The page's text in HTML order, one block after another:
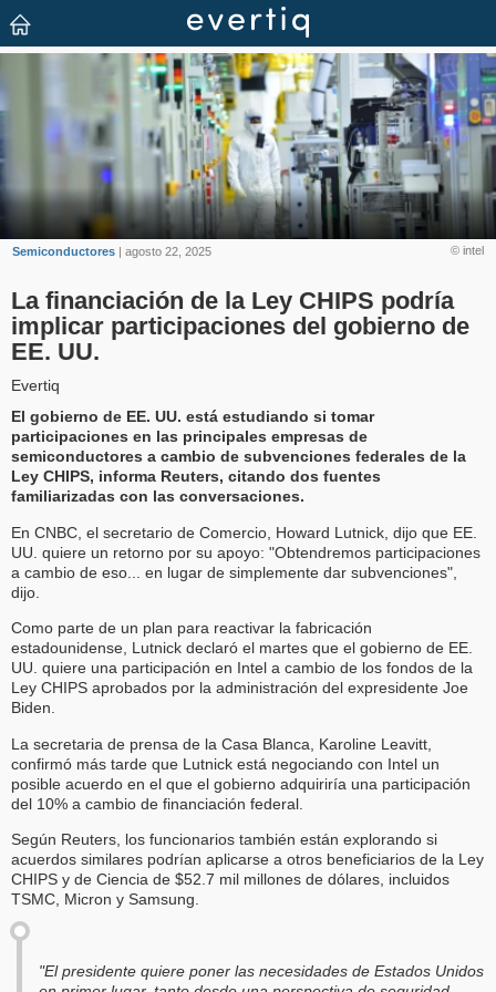
© intel
Semiconductores | agosto 22, 2025
La financiación de la Ley CHIPS podría
implicar participaciones del gobierno de
EE. UU.
Evertiq
El gobierno de EE. UU. está estudiando si tomar
participaciones en las principales empresas de
semiconductores a cambio de subvenciones federales de la
Ley CHIPS, informa Reuters, citando dos fuentes
familiarizadas con las conversaciones.
En CNBC, el secretario de Comercio, Howard Lutnick, dijo que EE.
UU. quiere un retorno por su apoyo: "Obtendremos participaciones
a cambio de eso... en lugar de simplemente dar subvenciones",
dijo.
Como parte de un plan para reactivar la fabricación
estadounidense, Lutnick declaró el martes que el gobierno de EE.
UU. quiere una participación en Intel a cambio de los fondos de la
Ley CHIPS aprobados por la administración del expresidente Joe
Biden.
La secretaria de prensa de la Casa Blanca, Karoline Leavitt,
confirmó más tarde que Lutnick está negociando con Intel un
posible acuerdo en el que el gobierno adquiriría una participación
del 10% a cambio de financiación federal.
Según Reuters, los funcionarios también están explorando si
acuerdos similares podrían aplicarse a otros beneficiarios de la Ley
CHIPS y de Ciencia de $52.7 mil millones de dólares, incluidos
TSMC, Micron y Samsung.
"El presidente quiere poner las necesidades de Estados Unidos